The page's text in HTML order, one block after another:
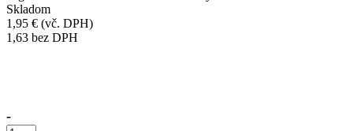
Skladom
1,95 € (vč. DPH)
1,63 bez DPH
-